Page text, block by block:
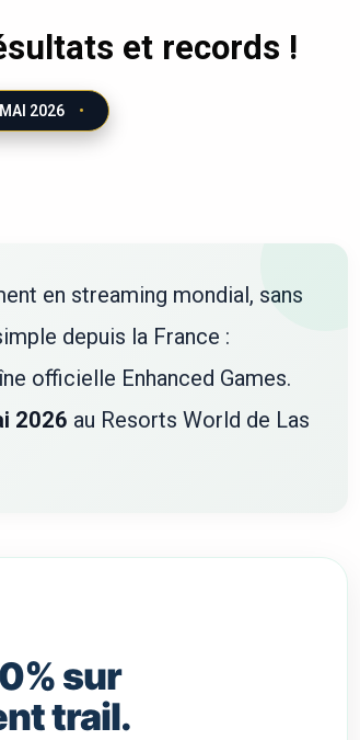
et records !
2026
en streaming mondial, sans
depuis la France :
officielle Enhanced Games.
2026 au Resorts World de Las
sur
trail.